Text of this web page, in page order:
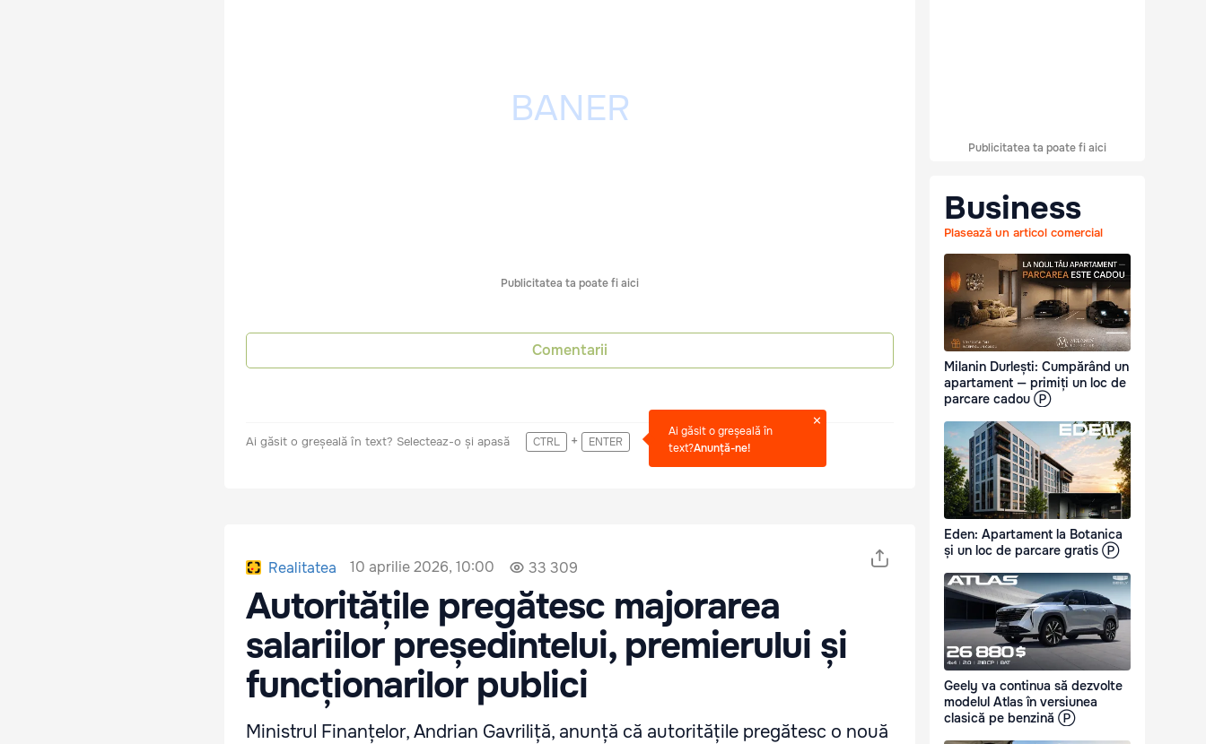
Publicitatea ta poate fi aici
Comentarii
Ai găsit o greșeală în text? Selecteaz-o și apasă CTRL + ENTER
Ai găsit o greșeală în
text?Anunță-ne!
Realitatea 10 aprilie 2026, 10:00 33 309
Autoritățile pregătesc majorarea
salariilor președintelui, premierului și
funcționarilor publici
Ministrul Finanțelor, Andrian Gavriliță, anunță că autoritățile pregătesc o nouă
Publicitatea ta poate fi aici
Business
Plasează un articol comercial
Milanin Durlești: Cumpărând un
apartament — primiți un loc de
parcare cadou Ⓟ
Eden: Apartament la Botanica
și un loc de parcare gratis Ⓟ
Geely va continua să dezvolte
modelul Atlas în versiunea
clasică pe benzină Ⓟ